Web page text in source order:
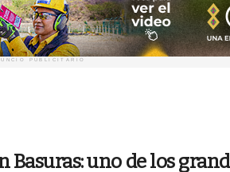
PUBLICITARIO
Basuras: uno de los